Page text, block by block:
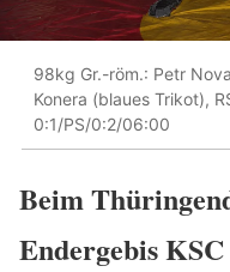
98kg Gr.-röm.: Petr
Konera (blaues Trikot),
0:1/PS/0:2/06:00
Beim
Endergebis